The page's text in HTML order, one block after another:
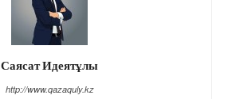
Саясат Идеятұлы
http://www.qazaquly.kz